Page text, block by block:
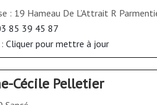
: 19 Hameau De L’Attrait R
85 39 45 87
Cliquer pour mettre à jour
Cécile Pelletier